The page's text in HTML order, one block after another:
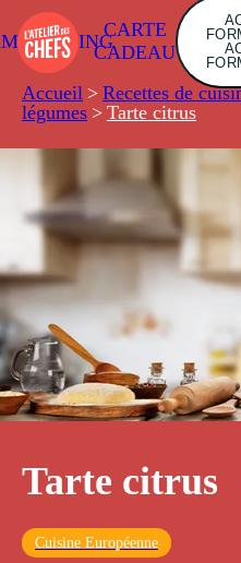
CARTE
CADEAU
Accueil > Recettes de
légumes > Tarte citrus
Tarte citrus
Cuisine Européenne